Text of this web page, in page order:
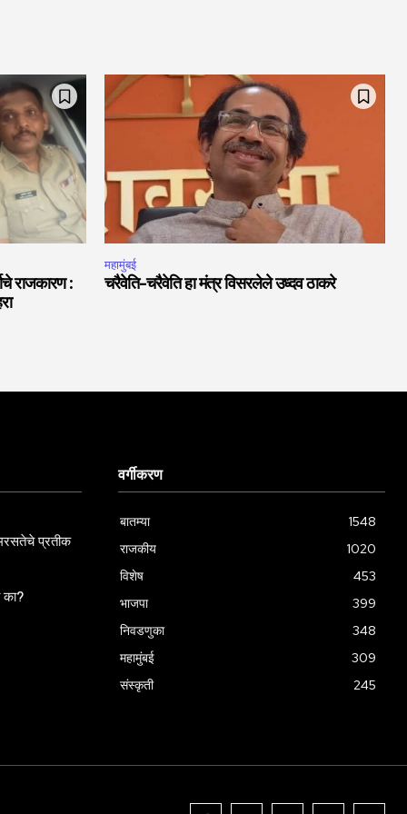
राजकारण :
महामुंबई
चरैवेति-चरैवेति हा मंत्र विसरलेले उध्दव ठाकरे
प्रतीक
का?
वर्गीकरण
बातम्या
1548
राजकीय
1020
विशेष
453
भाजपा
399
निवडणुका
348
महामुंबई
309
संस्कृती
245